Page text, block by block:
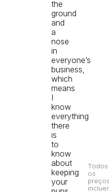
the
ground
and
a
nose
in
everyone’s
business,
which
means
I
know
everything
there
is
to
know
about
keeping
your
Todos
os